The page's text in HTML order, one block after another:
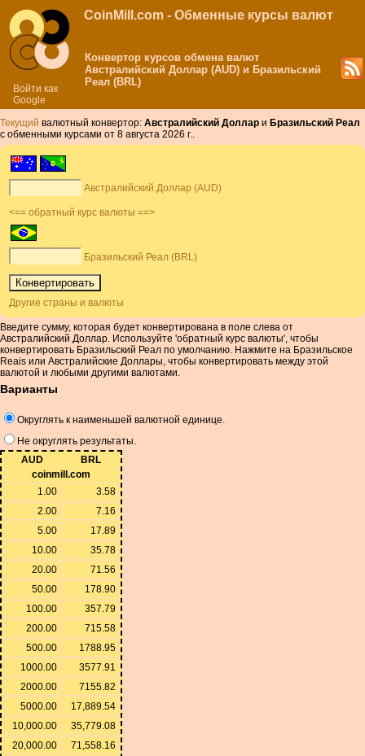
Войти как
Google
CoinMill.com - Обменные курсы валют
Конвертор курсов обмена валют
Австралийский Доллар (AUD) и Бразильский
Реал (BRL)
Текущий валютный конвертор: Австралийский Доллар и Бразильский Реал
с обменными курсами от 8 августа 2026 г..
Австралийский Доллар (AUD)
<== обратный курс валюты ==>
Бразильский Реал (BRL)
Другие страны и валюты
Введите сумму, которая будет конвертирована в поле слева от
Австралийский Доллар. Используйте 'обратный курс валюты', чтобы
конвертировать Бразильский Реал по умолчанию. Нажмите на Бразильское
Reais или Австралийские Доллары, чтобы конвертировать между этой
валютой и любыми другими валютами.
Варианты
Округлять к наименьшей валютной единице.
Не округлять результаты.
AUD
BRL
coinmill.com
1.00
3.58
2.00
7.16
5.00
17.89
10.00
35.78
20.00
71.56
50.00
178.90
100.00
357.79
200.00
715.58
500.00
1788.95
1000.00
3577.91
2000.00
7155.82
5000.00
17,889.54
10,000.00
35,779.08
20,000.00
71,558.16